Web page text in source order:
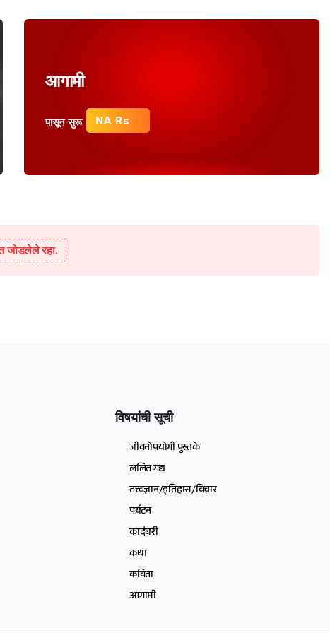
आगामी
पासून सुरू NA Rs
जोडलेले रहा.
विषयांची सूची
जीवनोपयोगी पुस्तके
ललित गद्य
तत्त्वज्ञान/इतिहास/विचार
पर्यटन
कादंबरी
कथा
कविता
आगामी